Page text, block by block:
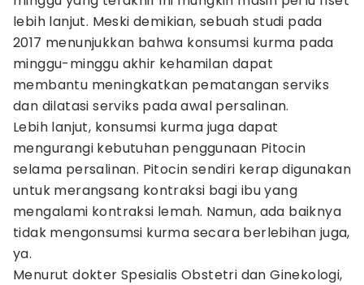
lebih lanjut. Meski demikian, sebuah studi pada
2017 menunjukkan bahwa konsumsi kurma pada
minggu-minggu akhir kehamilan dapat
membantu meningkatkan pematangan serviks
dan dilatasi serviks pada awal persalinan.
Lebih lanjut, konsumsi kurma juga dapat
mengurangi kebutuhan penggunaan Pitocin
selama persalinan. Pitocin sendiri kerap digunakan
untuk merangsang kontraksi bagi ibu yang
mengalami kontraksi lemah. Namun, ada baiknya
tidak mengonsumsi kurma secara berlebihan juga,
ya.
Menurut dokter Spesialis Obstetri dan Ginekologi,